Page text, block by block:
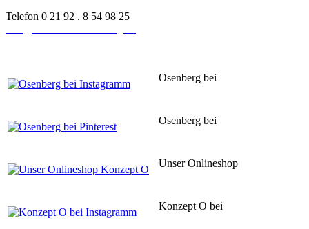
Telefon 0 21 92 . 8 54 98 25
Osenberg bei
Osenberg bei
Unser Onlineshop
Konzept O bei